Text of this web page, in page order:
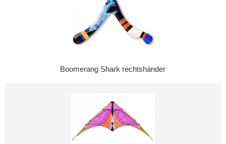
Boomerang Shark rechtshänder